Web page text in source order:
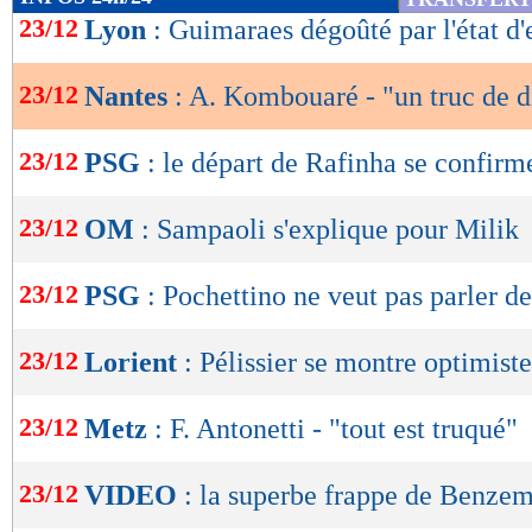
de
lecture
OK
23/12 Lyon : Guimaraes dégoûté par l'état
23/12 Nantes : A. Kombouaré - "un truc de
23/12 PSG : le départ de Rafinha se
23/12 OM : Sampaoli s'explique pour Milik
23/12 PSG : Pochettino ne veut pas parler
23/12 Lorient : Pélissier se montre optimiste
23/12 Metz : F. Antonetti - "tout est truqué"
23/12 VIDEO : la superbe frappe de